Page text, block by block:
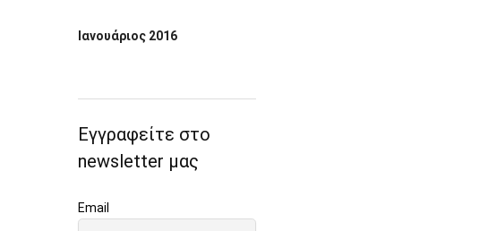
Ιανουάριος 2016
Εγγραφείτε στο
newsletter μας
Email